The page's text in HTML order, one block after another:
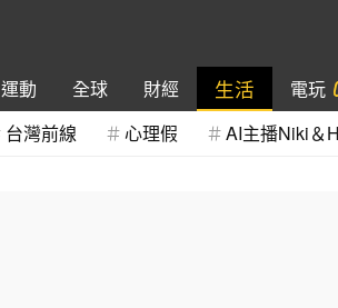
運動 全球 財經 生活 電玩
台灣前線 心理假 AI主播Niki＆